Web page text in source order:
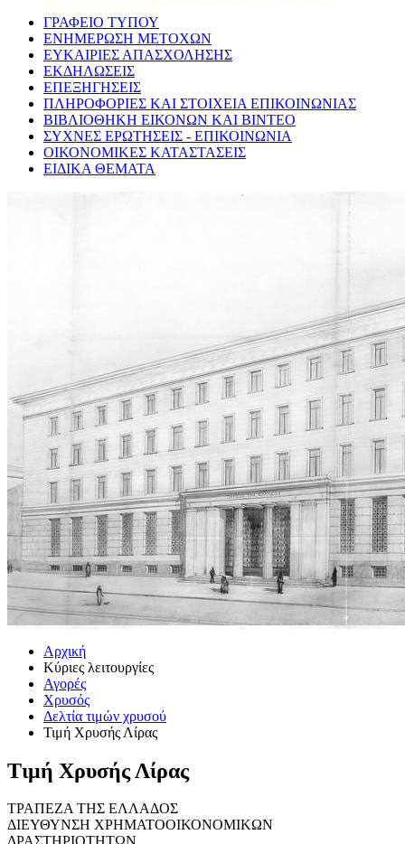
ΓΡΑΦΕΙΟ ΤΥΠΟΥ
ΕΝΗΜΕΡΩΣΗ ΜΕΤΟΧΩΝ
ΕΥΚΑΙΡΙΕΣ ΑΠΑΣΧΟΛΗΣΗΣ
ΕΚΔΗΛΩΣΕΙΣ
ΕΠΕΞΗΓΗΣΕΙΣ
ΠΛΗΡΟΦΟΡΙΕΣ ΚΑΙ ΣΤΟΙΧΕΙΑ ΕΠΙΚΟΙΝΩΝΙΑΣ
ΒΙΒΛΙΟΘΗΚΗ ΕΙΚΟΝΩΝ ΚΑΙ ΒΙΝΤΕΟ
ΣΥΧΝΕΣ ΕΡΩΤΗΣΕΙΣ - ΕΠΙΚΟΙΝΩΝΙΑ
ΟΙΚΟΝΟΜΙΚΕΣ ΚΑΤΑΣΤΑΣΕΙΣ
ΕΙΔΙΚΑ ΘΕΜΑΤΑ
Αρχική
Κύριες λειτουργίες
Αγορές
Χρυσός
Δελτία τιμών χρυσού
Τιμή Χρυσής Λίρας
Τιμή Χρυσής Λίρας
ΤΡΑΠΕΖΑ ΤΗΣ ΕΛΛΑΔΟΣ
ΔΙΕΥΘΥΝΣΗ ΧΡΗΜΑΤΟΟΙΚΟΝΟΜΙΚΩΝ